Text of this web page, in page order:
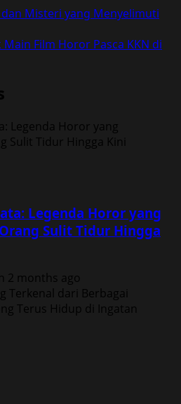
Misteri yang Menyelimuti
Main Film Horor Pasca KKN di
Legenda Horor yang
Sulit Tidur Hingga
2 months ago